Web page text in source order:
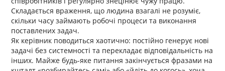
Складається враження, що людина взагалі не розуміє,
скільки часу займають робочі процеси та виконання
поставлених задач.
Як керівник поводиться хаотично: постійно генерує нові
задачі без системності та перекладає відповідальність на
інших. Майже будь-яке питання закінчується фразами на